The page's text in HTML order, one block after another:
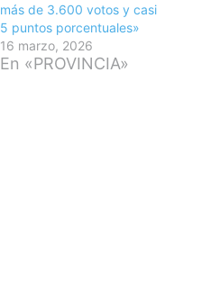
más de 3.600 votos y casi
5 puntos porcentuales»
16 marzo, 2026
En «PROVINCIA»